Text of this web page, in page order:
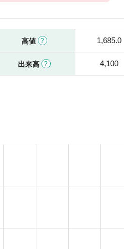
高値 1,685.0
出来高 4,100